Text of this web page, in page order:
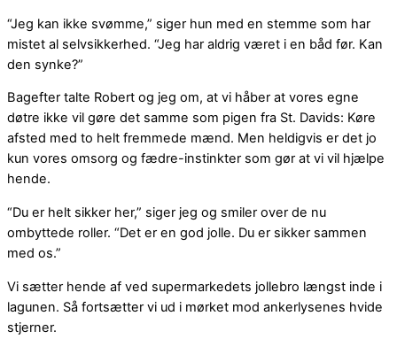
“Jeg kan ikke svømme,” siger hun med en stemme som har
mistet al selvsikkerhed. “Jeg har aldrig været i en båd før. Kan
den synke?”
Bagefter talte Robert og jeg om, at vi håber at vores egne
døtre ikke vil gøre det samme som pigen fra St. Davids: Køre
afsted med to helt fremmede mænd. Men heldigvis er det jo
kun vores omsorg og fædre-instinkter som gør at vi vil hjælpe
hende.
“Du er helt sikker her,” siger jeg og smiler over de nu
ombyttede roller. “Det er en god jolle. Du er sikker sammen
med os.”
Vi sætter hende af ved supermarkedets jollebro længst inde i
lagunen. Så fortsætter vi ud i mørket mod ankerlysenes hvide
stjerner.